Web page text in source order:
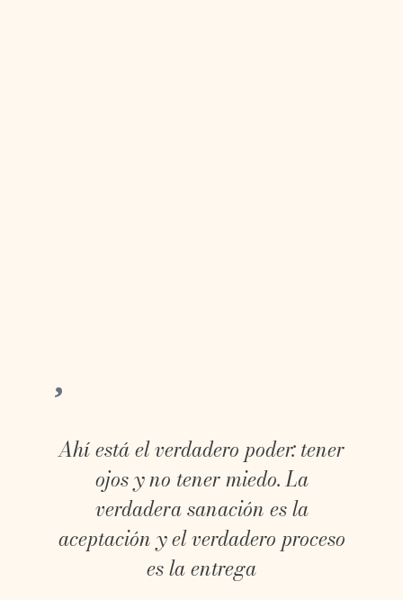
Ahí está el verdadero poder: tener
ojos y no tener miedo. La
verdadera sanación es la
aceptación y el verdadero proceso
es la entrega